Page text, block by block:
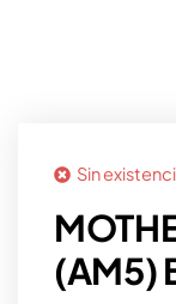
Sin
(AM5)